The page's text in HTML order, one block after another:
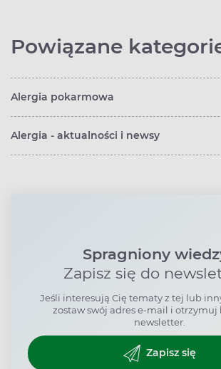
Powiązane
Alergia pokarmowa
Alergia - aktualności i newsy
Spragniony
Zapisz się do
Jeśli interesują Cię tematy z tej lub
zostaw swój adres e-mail i otrzymuj
newsletter.
Zapisz się